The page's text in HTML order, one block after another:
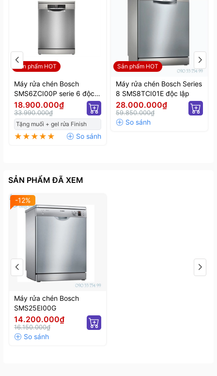
Sản phẩm HOT
Máy rửa chén Bosch
SMS6ZCI00P serie 6 độc
lập
18.900.000₫
33.990.000₫
Tặng muối + gel rửa Finish
Sản phẩm HOT
Máy rửa chén Bosch Series
8 SMS8TCI01E độc lập
28.000.000₫
59.850.000₫
SẢN PHẨM ĐÃ XEM
-12%
Máy rửa chén Bosch
SMS25EI00G
14.200.000₫
16.150.000₫